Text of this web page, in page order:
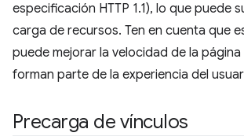
especificación HTTP 1.1), lo que puede
carga de recursos. Ten en cuenta que
puede mejorar la velocidad de la página
forman parte de la experiencia del
Precarga de vínculos